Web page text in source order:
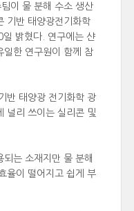
이 물 분해 수소 생산
기반 태양광전기화학
일 밝혔다. 연구에는 샨
일한 연구원이 함께 참
반 태양광 전기화학 광
널리 쓰이는 실리콘 및
는 소재지만 물 분해
율이 떨어지고 쉽게 부